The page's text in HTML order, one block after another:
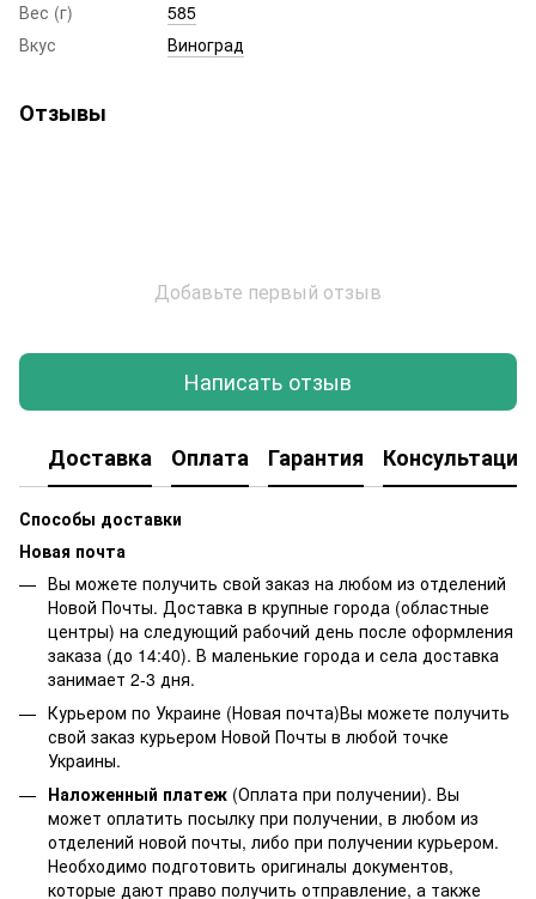
Вес (г)
585
Вкус
Виноград
Отзывы
Добавьте первый отзыв
Написать отзыв
Доставка Оплата Гарантия Консультация
Способы доставки
Новая почта
Вы можете получить свой заказ на любом из отделений
Новой Почты. Доставка в крупные города (областные
центры) на следующий рабочий день после оформления
заказа (до 14:40). В маленькие города и села доставка
занимает 2-3 дня.
Курьером по Украине (Новая почта)Вы можете получить
свой заказ курьером Новой Почты в любой точке
Украины.
Наложенный платеж (Оплата при получении). Вы
может оплатить посылку при получении, в любом из
отделений новой почты, либо при получении курьером.
Необходимо подготовить оригиналы документов,
которые дают право получить отправление, а также